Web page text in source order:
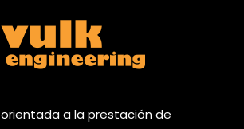
a la prestación de